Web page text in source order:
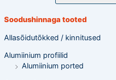
t
o
t
s
i
n
Soodushinnaga tooted
Allasõidutõkked / kinnitused
Alumiinium profiilid
Alumiinium ported